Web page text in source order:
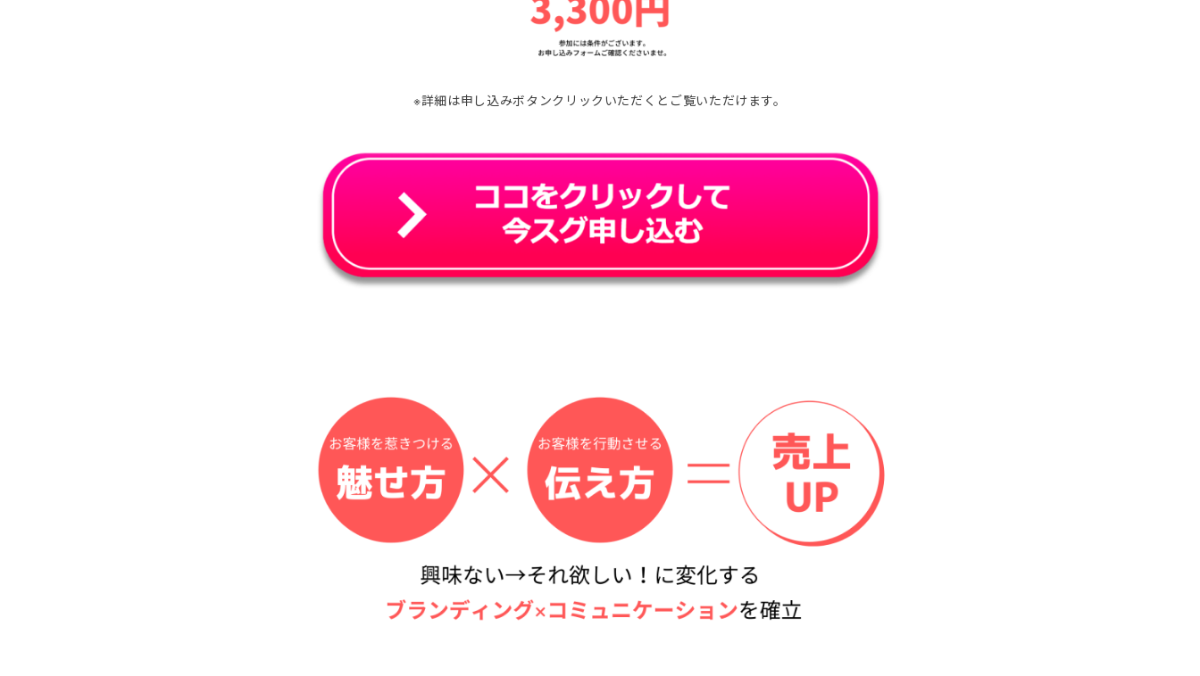
※詳細は申し込みボタンクリックいただくとご覧いただけます。